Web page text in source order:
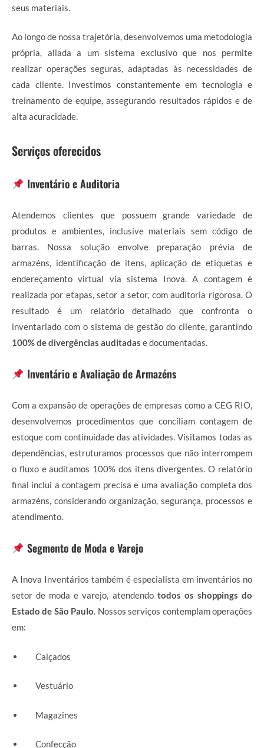
seus materiais.
Ao longo de nossa trajetória, desenvolvemos uma metodologia
própria, aliada a um sistema exclusivo que nos permite
realizar operações seguras, adaptadas às necessidades de
cada cliente. Investimos constantemente em tecnologia e
treinamento de equipe, assegurando resultados rápidos e de
alta acuracidade.
Serviços oferecidos
Inventário e Auditoria
Atendemos clientes que possuem grande variedade de
produtos e ambientes, inclusive materiais sem código de
barras. Nossa solução envolve preparação prévia de
armazéns, identificação de itens, aplicação de etiquetas e
endereçamento virtual via sistema Inova. A contagem é
realizada por etapas, setor a setor, com auditoria rigorosa. O
resultado é um relatório detalhado que confronta o
inventariado com o sistema de gestão do cliente, garantindo
100% de divergências auditadas e documentadas.
Inventário e Avaliação de Armazéns
Com a expansão de operações de empresas como a CEG RIO,
desenvolvemos procedimentos que conciliam contagem de
estoque com continuidade das atividades. Visitamos todas as
dependências, estruturamos processos que não interrompem
o fluxo e auditamos 100% dos itens divergentes. O relatório
final inclui a contagem precisa e uma avaliação completa dos
armazéns, considerando organização, segurança, processos e
atendimento.
Segmento de Moda e Varejo
A Inova Inventários também é especialista em inventários no
setor de moda e varejo, atendendo todos os shoppings do
Estado de São Paulo. Nossos serviços contemplam operações
em:
Calçados
Vestuário
Magazines
Confecção